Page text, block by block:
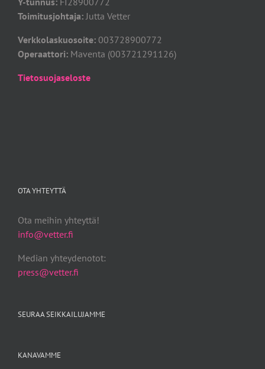
Toimitusjohtaja:Jutta Vetter
Verkkolaskuosoite: 003728900772
Operaattori: Maventa (003721291126)
Tietosuojaseloste
OTA YHTEYTTÄ
Ota meihin yhteyttä!
info@vetter.fi
Median yhteydenotot:
press@vetter.fi
SEURAA SEIKKAILUJAMME
KANAVAMME